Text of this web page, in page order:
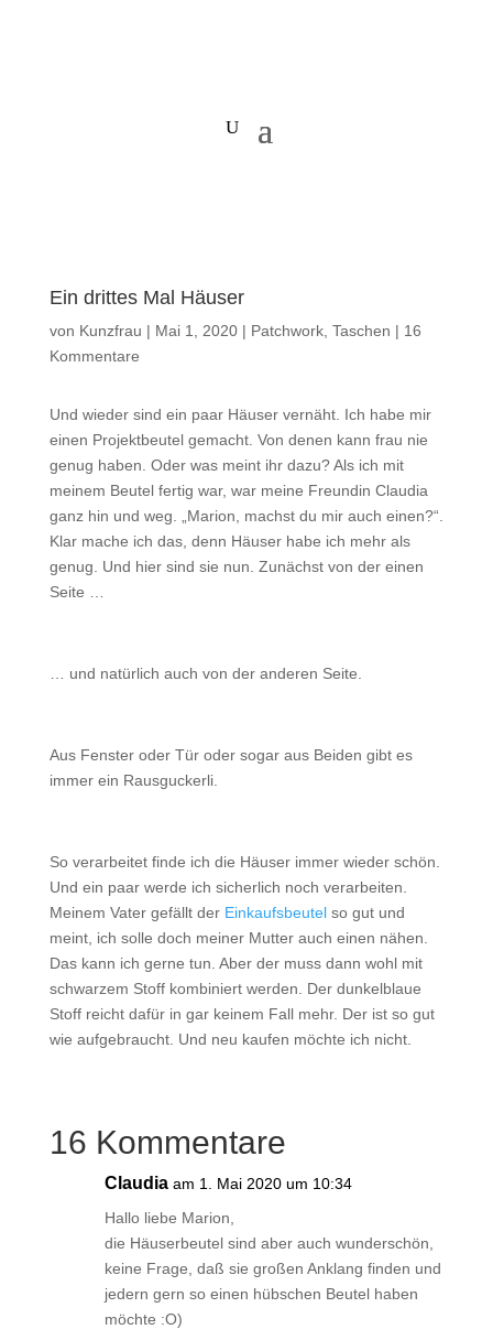
Ein drittes Mal Häuser
von Kunzfrau | Mai 1, 2020| Patchwork, Taschen | 16
Kommentare
Und wieder sind ein paar Häuser vernäht. Ich habe mir
einen Projektbeutel gemacht. Von denen kann frau nie
genug haben. Oder was meint ihr dazu? Als ich mit
meinem Beutel fertig war, war meine Freundin Claudia
ganz hin und weg. „Marion, machst du mir auch einen?“.
Klar mache ich das, denn Häuser habe ich mehr als
genug. Und hier sind sie nun. Zunächst von der einen
Seite …
… und natürlich auch von der anderen Seite.
Aus Fenster oder Tür oder sogar aus Beiden gibt es
immer ein Rausguckerli.
So verarbeitet finde ich die Häuser immer wieder schön.
Und ein paar werde ich sicherlich noch verarbeiten.
Meinem Vater gefällt der Einkaufsbeutelso gut und
meint, ich solle doch meiner Mutter auch einen nähen.
Das kann ich gerne tun. Aber der muss dann wohl mit
schwarzem Stoff kombiniert werden. Der dunkelblaue
Stoff reicht dafür in gar keinem Fall mehr. Der ist so gut
wie aufgebraucht. Und neu kaufen möchte ich nicht.
16 Kommentare
Claudia am 1. Mai 2020 um 10:34
Hallo liebe Marion,
die Häuserbeutel sind aber auch wunderschön,
keine Frage, daß sie großen Anklang finden und
jedern gern so einen hübschen Beutel haben
möchte :O)